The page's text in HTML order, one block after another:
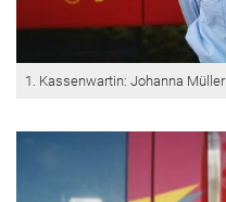
1. Kassenwartin: Johanna Müller